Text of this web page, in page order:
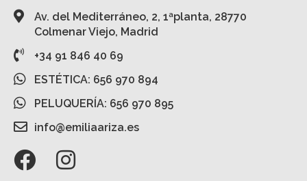
Av. del Mediterráneo, 2, 1ªplanta, 28770
Colmenar Viejo, Madrid
+34 91 846 40 69
ESTÉTICA: 656 970 894
PELUQUERÍA: 656 970 895
info@emiliaariza.es